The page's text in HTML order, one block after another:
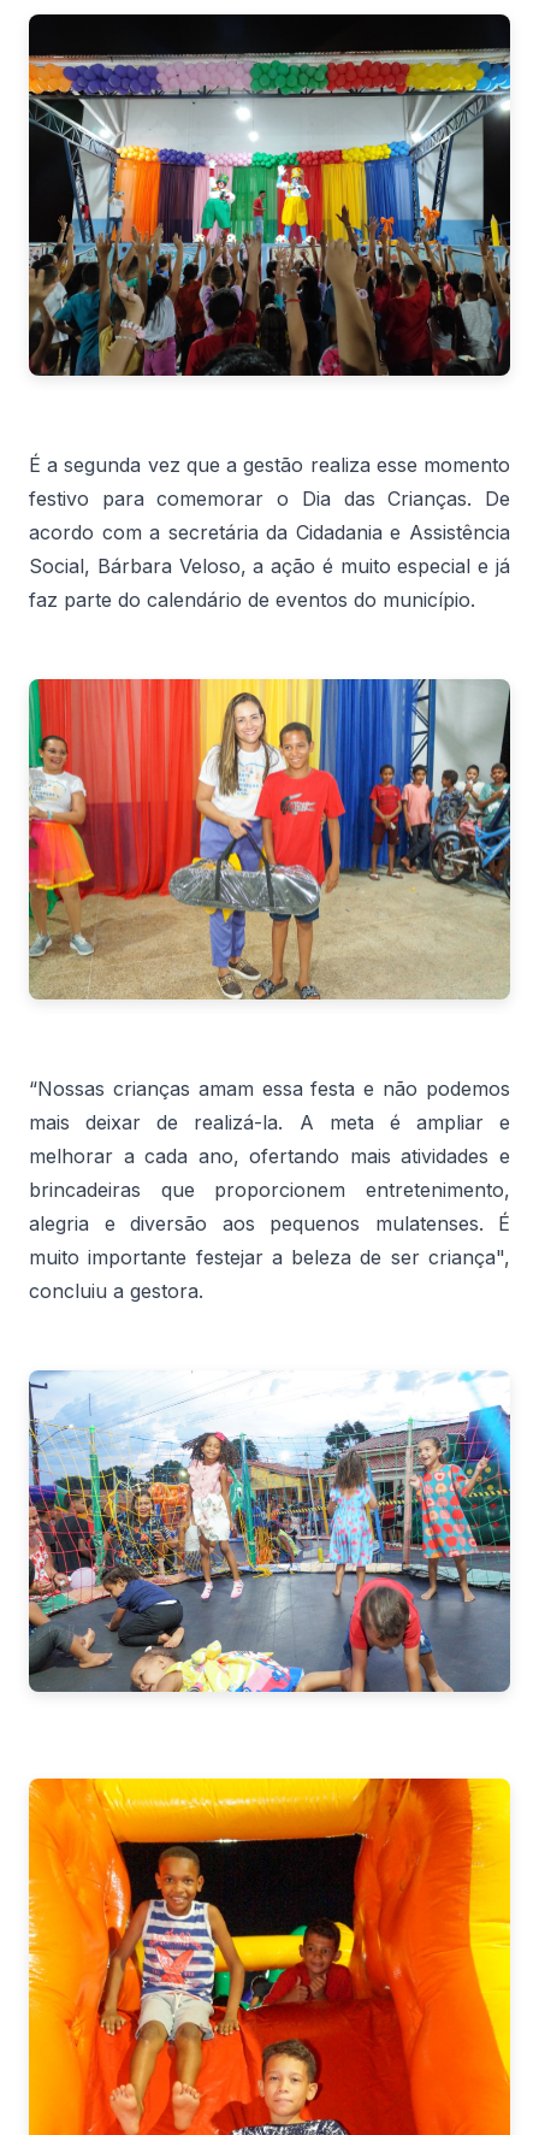
É a segunda vez que a gestão realiza esse momento
festivo para comemorar o Dia das Crianças. De
acordo com a secretária da Cidadania e Assistência
Social, Bárbara Veloso, a ação é muito especial e já
faz parte do calendário de eventos do município.
“Nossas crianças amam essa festa e não podemos
mais deixar de realizá-la. A meta é ampliar e
melhorar a cada ano, ofertando mais atividades e
brincadeiras que proporcionem entretenimento,
alegria e diversão aos pequenos mulatenses. É
muito importante festejar a beleza de ser criança",
concluiu a gestora.